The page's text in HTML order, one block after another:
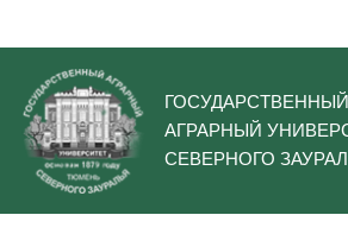
ГОСУДАРСТВЕННЫЙ
АГРАРНЫЙ
СЕВЕРНОГО